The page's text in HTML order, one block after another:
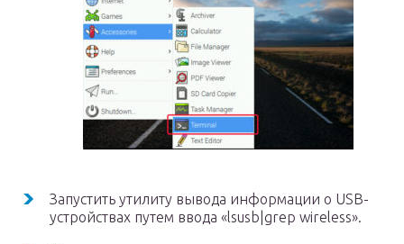
Запустить утилиту вывода информации о USB-
устройствах путем ввода «lsusb|grep wireless».